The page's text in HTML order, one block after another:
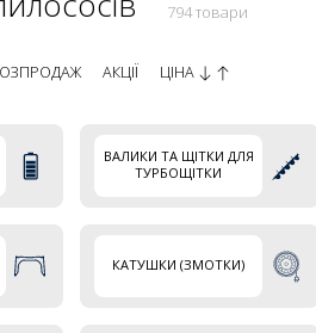
794 товари
АКЦІЇ ЦІНА
ВАЛИКИ ТА ЩІТКИ ДЛЯ
ТУРБОЩІТКИ
КАТУШКИ (ЗМОТКИ)